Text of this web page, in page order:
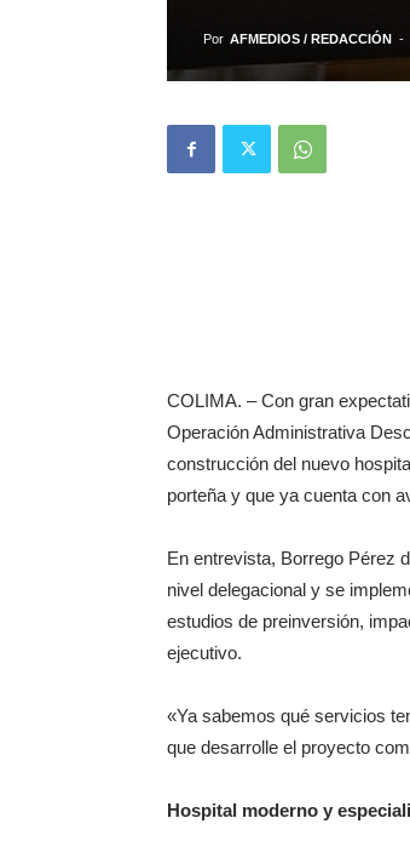
Por AFMEDIOS / REDACCIÓN -
COLIMA. – Con gran
Operación Administrativa
construcción del nuevo
porteña y que ya cuenta con
En entrevista, Borrego Pérez
nivel delegacional y se
estudios de preinversión,
ejecutivo.
«Ya sabemos qué servicios
que desarrolle el proyecto
Hospital moderno y